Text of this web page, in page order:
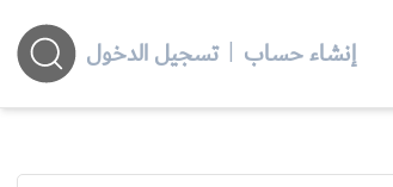
إنشاء حساب | تسجيل الدخول